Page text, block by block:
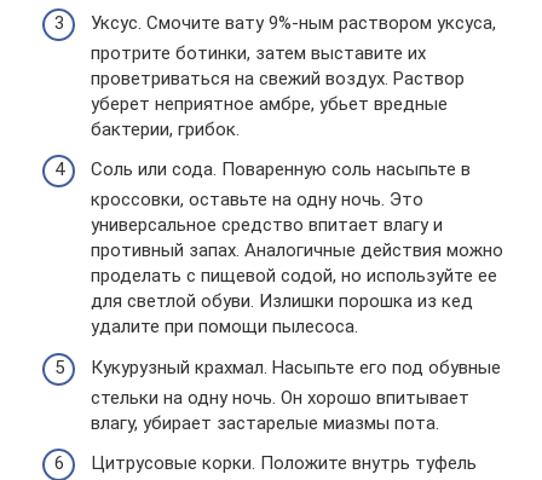
Уксус. Смочите вату 9%-ным раствором уксуса,
протрите ботинки, затем выставите их
проветриваться на свежий воздух. Раствор
уберет неприятное амбре, убьет вредные
бактерии, грибок.
Соль или сода. Поваренную соль насыпьте в
кроссовки, оставьте на одну ночь. Это
универсальное средство впитает влагу и
противный запах. Аналогичные действия можно
проделать с пищевой содой, но используйте ее
для светлой обуви. Излишки порошка из кед
удалите при помощи пылесоса.
Кукурузный крахмал. Насыпьте его под обувные
стельки на одну ночь. Он хорошо впитывает
влагу, убирает застарелые миазмы пота.
Цитрусовые корки. Положите внутрь туфель